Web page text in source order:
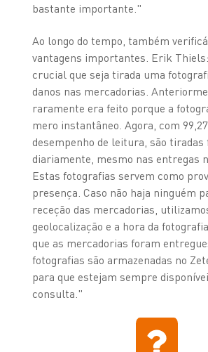
bastante importante."
Ao longo do tempo, também
vantagens importantes. Erik
crucial que seja tirada uma
danos nas mercadorias.
raramente era feito porque a
mero instantâneo. Agora, com
desempenho de leitura, são tiradas
diariamente, mesmo nas entregas
Estas fotografias servem como
presença. Caso não haja ninguém
receção das mercadorias,
geolocalização e a hora da
que as mercadorias foram
fotografias são armazenadas no
para que estejam sempre
consulta."